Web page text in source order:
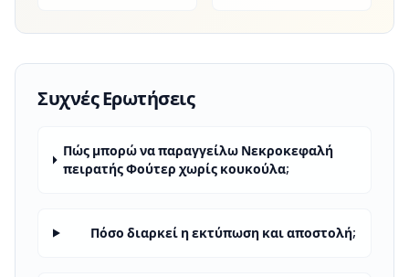
Συχνές Ερωτήσεις
Πώς μπορώ να παραγγείλω Νεκροκεφαλή
πειρατής Φούτερ χωρίς κουκούλα;
Πόσο διαρκεί η εκτύπωση και αποστολή;